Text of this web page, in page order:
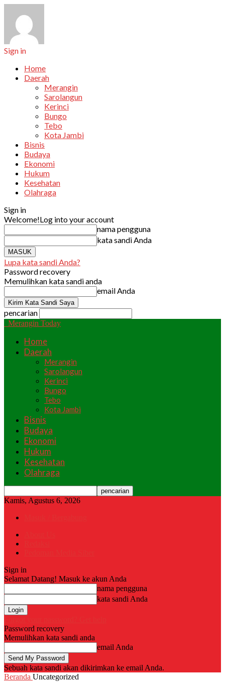
Sign in
Home
Daerah
Merangin
Sarolangun
Kerinci
Bungo
Tebo
Kota Jambi
Bisnis
Budaya
Ekonomi
Hukum
Kesehatan
Olahraga
Sign in
Welcome!Log into your account
nama pengguna
kata sandi Anda
Lupa kata sandi Anda?
Password recovery
Memulihkan kata sandi anda
email Anda
pencarian
Merangin Today
Home
Daerah
Merangin
Sarolangun
Kerinci
Bungo
Tebo
Kota Jambi
Bisnis
Budaya
Ekonomi
Hukum
Kesehatan
Olahraga
Kamis, Agustus 6, 2026
Sign in
Selamat Datang! Masuk ke akun Anda
nama pengguna
kata sandi Anda
Password recovery
Memulihkan kata sandi anda
email Anda
Sebuah kata sandi akan dikirimkan ke email Anda.
Beranda Uncategorized